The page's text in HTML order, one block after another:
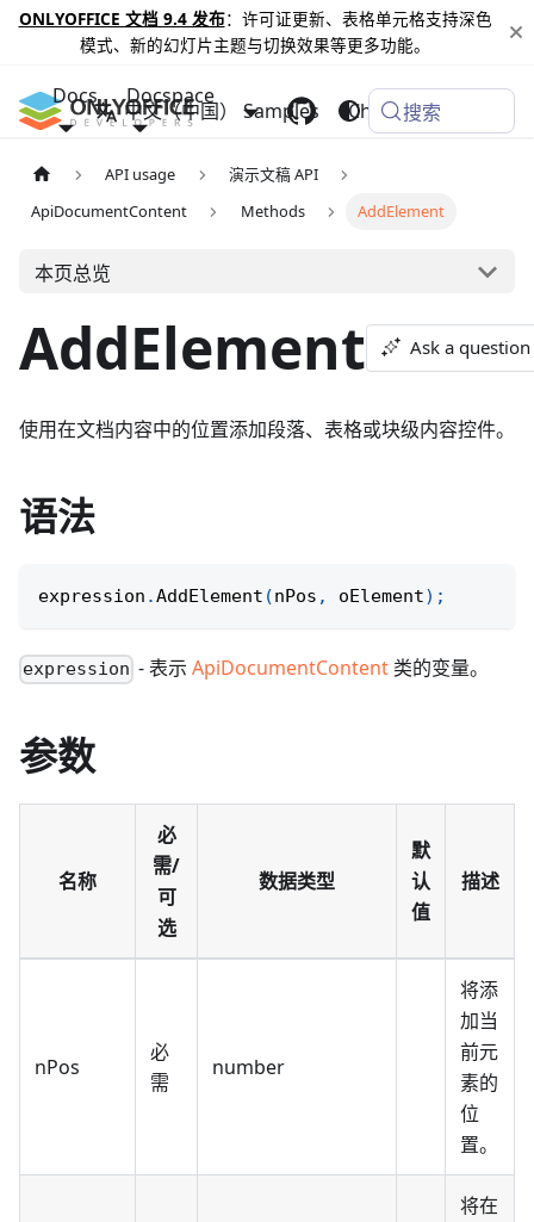
ONLYOFFICE 文档 9.4 发布：许可证更新、表格单元格支持深色
模式、新的幻灯片主题与切换效果等更多功能。
Docs Docspace
Samples Changelog
中文（中国） 搜索
API usage
演示文稿 API
ApiDocumentContent
Methods AddElement
本页总览
AddElement Ask a question
使用在文档内容中的位置添加段落、表格或块级内容控件。
语法
expression .AddElement (nPos , oElement) ;
expression - 表示ApiDocumentContent 类的变量。
参数
名称
必
需/
可
选
数据类型
默
认
值
描述
nPos
必
需
number
将添
加当
前元
素的
位
置。
将在